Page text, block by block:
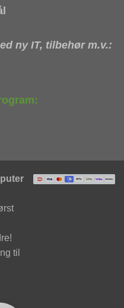
ny IT, tilbehør m.v.:
til